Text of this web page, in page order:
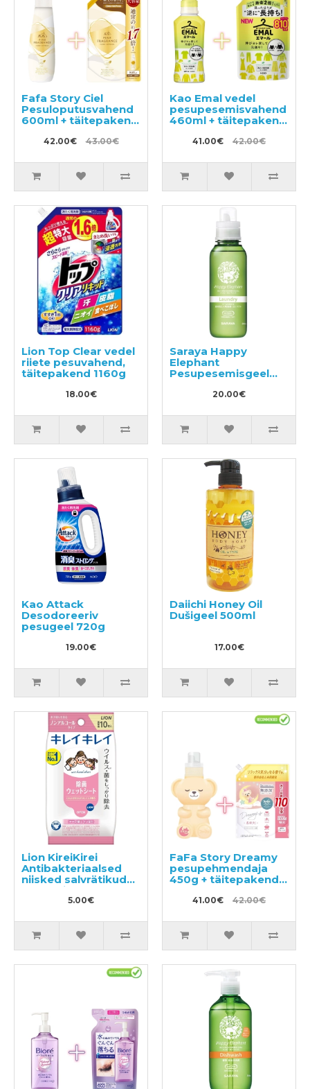
Fafa Story Ciel
Pesuloputusvahend
600ml + täitepakend
42.00€ 43.00€
Kao Emal vedel
pesupesemisvahend
460ml + täitepakend
41.00€ 42.00€
Lion Top Clear vedel
riiete pesuvahend,
täitepakend 1160g
18.00€
Saraya Happy
Elephant
Pesupesemisgeel
20.00€
Kao Attack
Desodoreeriv
pesugeel 720g
19.00€
Daiichi Honey Oil
Dušigeel 500ml
17.00€
Lion KireiKirei
Antibakteriaalsed
niisked salvrätikud
alkoholita 10tk
5.00€
FaFa Story Dreamy
pesupehmendaja
450g + täitepakend
41.00€ 42.00€